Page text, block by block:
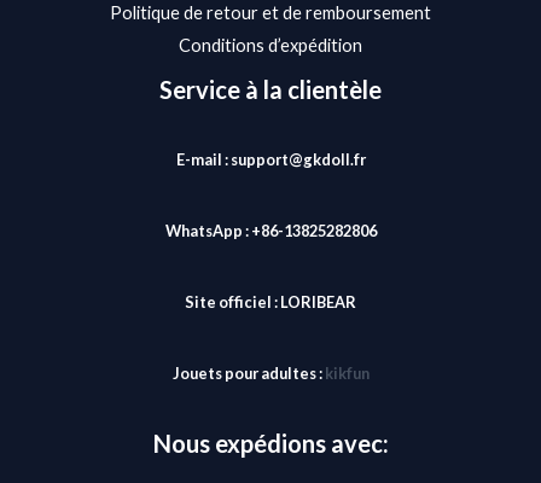
Politique de retour et de remboursement
Conditions d’expédition
Service à la clientèle
E-mail : support@gkdoll.fr
WhatsApp : +86-13825282806
Site officiel :LORIBEAR
Jouets pour adultes : kikfun
Nous expédions avec: